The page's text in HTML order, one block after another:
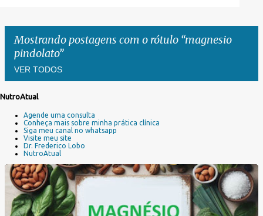
Mostrando postagens com o rótulo magnesio
pindolato
VER TODOS
g
NutroAtual
Agende uma consulta
Conheça mais sobre minha prática clínica
Siga meu canal no whatsapp
Visite meu site
Dr. Frederico Lobo
NutroAtual